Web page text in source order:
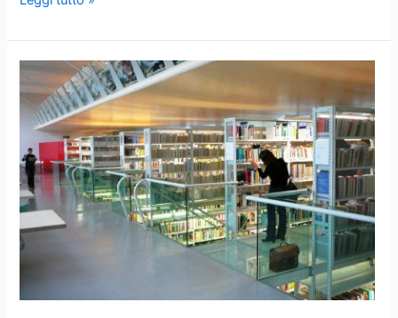
Bando
pubblico
realizzazione
biblioteche
scolastiche
innovative